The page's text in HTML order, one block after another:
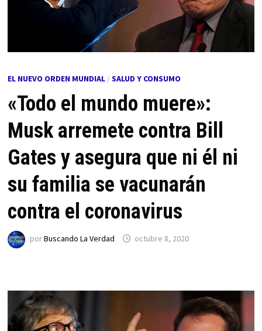
EL NUEVO ORDEN MUNDIAL/ SALUD Y CONSUMO
«Todo el mundo muere»:
Musk arremete contra Bill
Gates y asegura que ni él ni
su familia se vacunarán
contra el coronavirus
porBuscando La Verdad octubre 8, 2020